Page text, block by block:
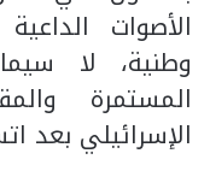
الأصوات
وطنية، لا
المستمرة
الإسرائيلي بعد